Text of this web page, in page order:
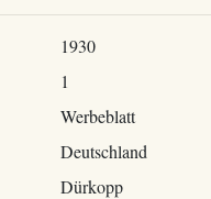
1930
1
Werbeblatt
Deutschland
Dürkopp